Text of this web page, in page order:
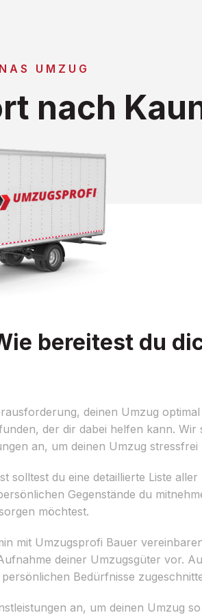
UMZUG
nach
bereitest du
deinen Umzug
der dir dabei helfen kann. Wir
an, um deinen Umzug stressfrei
solltest du eine detaillierte Liste
Gegenstände du
möchtest.
mit Umzugsprofi Bauer
deiner Umzugsgüter vor.
Bedürfnisse
an, um deinen Umzug